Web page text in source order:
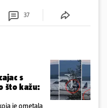
37
s
što kažu:
je ometala